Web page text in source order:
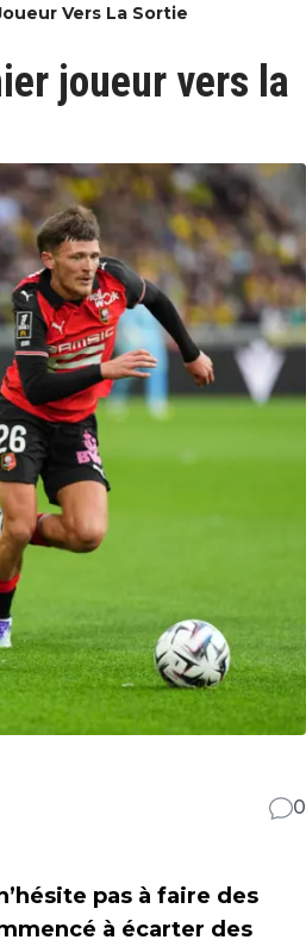
Vers La Sortie
joueur vers la
0
pas à faire des
à écarter des